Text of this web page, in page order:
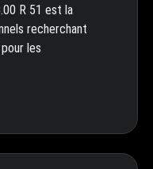
R 51 est la
recherchant
les